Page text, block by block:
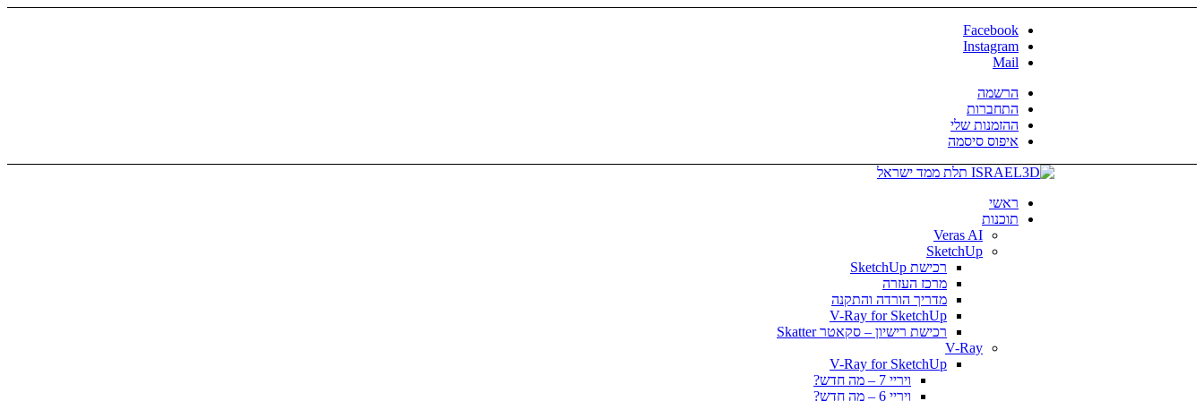
Facebook
Instagram
Mail
הרשמה
התחברות
ההזמנות שלי
איפוס סיסמה
ראשי
תוכנות
Veras AI
SketchUp
רכישת SketchUp
מרכז העזרה
מדריך הורדה והתקנה
V-Ray for SketchUp
רכישת רישיון – סקאטר Skatter
V-Ray
V-Ray for SketchUp
ויריי 7 – מה חדש?
ויריי 6 – מה חדש?